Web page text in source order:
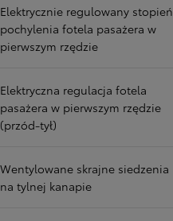
Elektrycznie regulowany stopień
pochylenia fotela pasażera w
pierwszym rzędzie
Elektryczna regulacja fotela
pasażera w pierwszym rzędzie
(przód-tył)
Wentylowane skrajne siedzenia
na tylnej kanapie